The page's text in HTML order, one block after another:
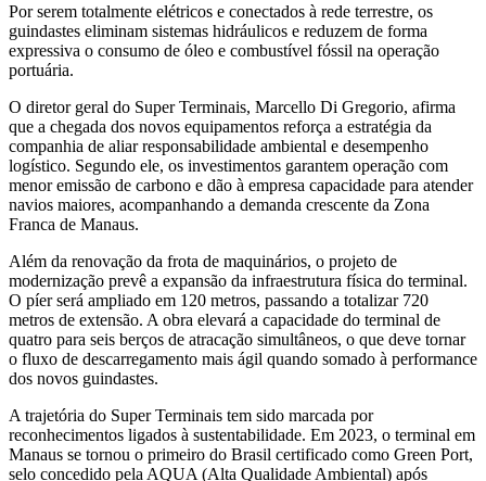
Por serem totalmente elétricos e conectados à rede terrestre, os
guindastes eliminam sistemas hidráulicos e reduzem de forma
expressiva o consumo de óleo e combustível fóssil na operação
portuária.
O diretor geral do Super Terminais, Marcello Di Gregorio, afirma
que a chegada dos novos equipamentos reforça a estratégia da
companhia de aliar responsabilidade ambiental e desempenho
logístico. Segundo ele, os investimentos garantem operação com
menor emissão de carbono e dão à empresa capacidade para atender
navios maiores, acompanhando a demanda crescente da Zona
Franca de Manaus.
Além da renovação da frota de maquinários, o projeto de
modernização prevê a expansão da infraestrutura física do terminal.
O píer será ampliado em 120 metros, passando a totalizar 720
metros de extensão. A obra elevará a capacidade do terminal de
quatro para seis berços de atracação simultâneos, o que deve tornar
o fluxo de descarregamento mais ágil quando somado à performance
dos novos guindastes.
A trajetória do Super Terminais tem sido marcada por
reconhecimentos ligados à sustentabilidade. Em 2023, o terminal em
Manaus se tornou o primeiro do Brasil certificado como Green Port,
selo concedido pela AQUA (Alta Qualidade Ambiental) após